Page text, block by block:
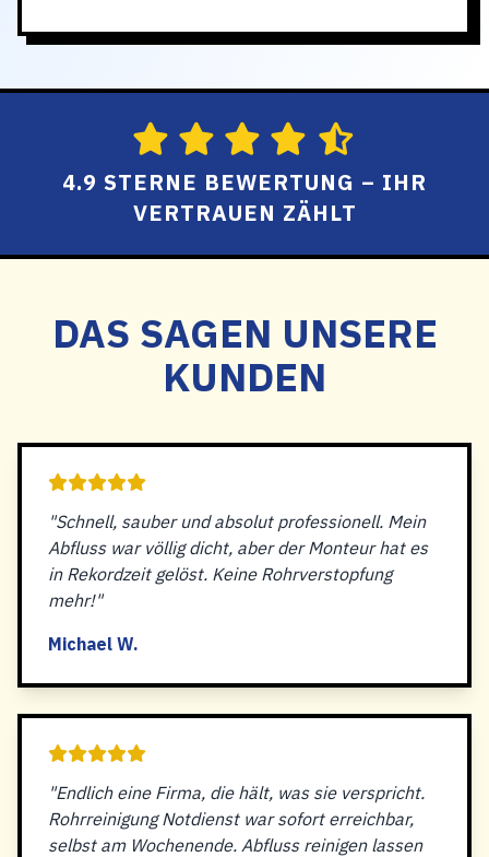
4.9 STERNE BEWERTUNG – IHR
VERTRAUEN ZÄHLT
DAS SAGEN UNSERE
KUNDEN
"Schnell, sauber und absolut professionell. Mein
Abfluss war völlig dicht, aber der Monteur hat es
in Rekordzeit gelöst. Keine Rohrverstopfung
mehr!"
Michael W.
"Endlich eine Firma, die hält, was sie verspricht.
Rohrreinigung Notdienst war sofort erreichbar,
selbst am Wochenende. Abfluss reinigen lassen